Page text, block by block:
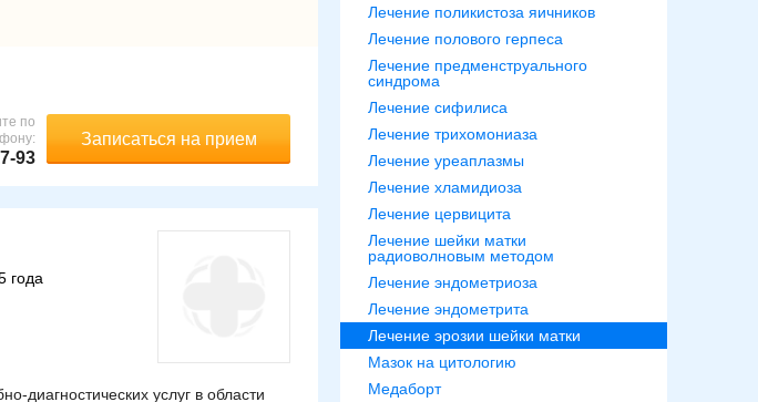
Записаться на прием
по
93
года
диагностических услуг в области
Лечение поликистоза яичников
Лечение полового герпеса
Лечение предменструального
синдрома
Лечение сифилиса
Лечение трихомониаза
Лечение уреаплазмы
Лечение хламидиоза
Лечение цервицита
Лечение шейки матки
радиоволновым методом
Лечение эндометриоза
Лечение эндометрита
Лечение эрозии шейки матки
Мазок на цитологию
Медаборт